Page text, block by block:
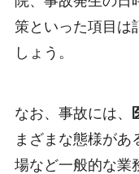
策といった項目は
しょう。
なお、事故には、
まざまな態様があ
場など一般的な業